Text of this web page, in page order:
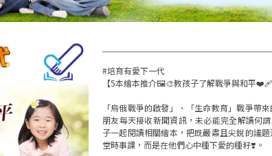
#培育有愛下一代
【5本繪本推介🖼️🎨教孩子了解戰爭與和平❤️‍🩹
「烏俄戰爭的啟發」、「生命教育」戰爭帶
朋友每天接收新聞資訊，未必能完全解讀何
子一起閱讀相關繪本，把既嚴肅且尖銳的議
堂時事課，而是在他們心中種下愛的種籽❣️。